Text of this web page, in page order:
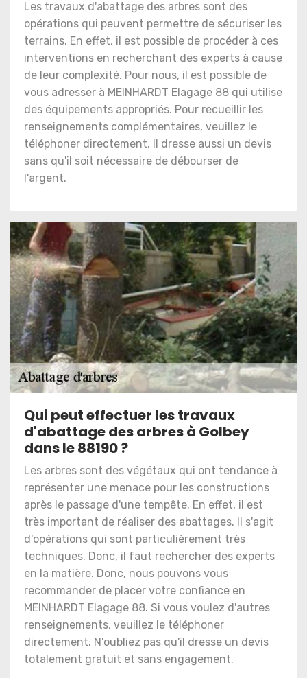
Les travaux d'abattage des arbres sont des
opérations qui peuvent permettre de sécuriser les
terrains. En effet, il est possible de procéder à ces
interventions en recherchant des experts à cause
de leur complexité. Pour nous, il est possible de
vous adresser à MEINHARDT Elagage 88 qui utilise
des équipements appropriés. Pour recueillir les
renseignements complémentaires, veuillez le
téléphoner directement. Il dresse aussi un devis
sans qu'il soit nécessaire de débourser de
l'argent.
Qui peut effectuer les travaux
d'abattage des arbres à Golbey
dans le 88190 ?
Les arbres sont des végétaux qui ont tendance à
représenter une menace pour les constructions
après le passage d'une tempête. En effet, il est
très important de réaliser des abattages. Il s'agit
d'opérations qui sont particulièrement très
techniques. Donc, il faut rechercher des experts
en la matière. Donc, nous pouvons vous
recommander de placer votre confiance en
MEINHARDT Elagage 88. Si vous voulez d'autres
renseignements, veuillez le téléphoner
directement. N'oubliez pas qu'il dresse un devis
totalement gratuit et sans engagement.